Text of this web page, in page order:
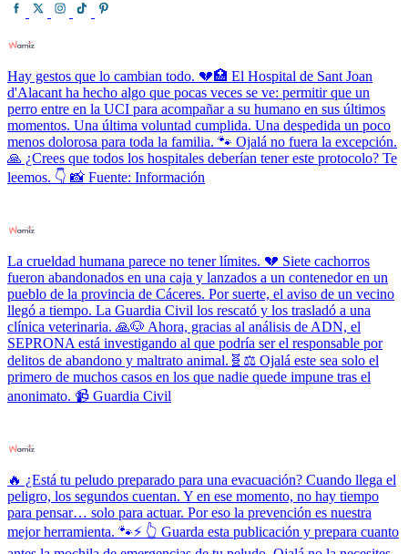
Hay gestos que lo cambian todo. 💔🏥 El Hospital de Sant Joan
d'Alacant ha hecho algo que pocas veces se ve: permitir que un
perro entre en la UCI para acompañar a su humano en sus últimos
momentos. Una última voluntad cumplida. Una despedida un poco
menos dolorosa para toda la familia. 🐾 Ojalá no fuera la excepción.
🙏 ¿Crees que todos los hospitales deberían tener este protocolo? Te
leemos. 👇 📸 Fuente: Información
La crueldad humana parece no tener límites. 💔 Siete cachorros
fueron abandonados en una caja y lanzados a un contenedor en un
pueblo de la provincia de Cáceres. Por suerte, el aviso de un vecino
llegó a tiempo. La Guardia Civil los rescató y los trasladó a una
clínica veterinaria. 🙏🐶 Ahora, gracias al análisis de ADN, el
SEPRONA está investigando al que podría ser el responsable por
delitos de abandono y maltrato animal.🧬⚖️ Ojalá este sea solo el
primero de muchos casos en los que nadie quede impune tras el
anonimato. 📹 Guardia Civil
🔥 ¿Está tu peludo preparado para una evacuación? Cuando llega el
peligro, los segundos cuentan. Y en ese momento, no hay tiempo
para pensar… solo para actuar. Por eso la prevención es nuestra
mejor herramienta. 🐾⚡ 👆 Guarda esta publicación y prepara cuanto